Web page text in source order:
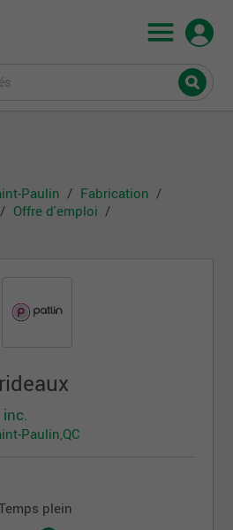
Paulin
Fabrication
Offre d'emploi
Paulin,QC
plein